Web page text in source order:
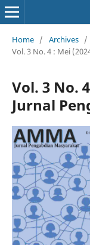
Home / Archives /
Vol. 3 No. 4 : Mei
Vol. 3 No.
Jurnal